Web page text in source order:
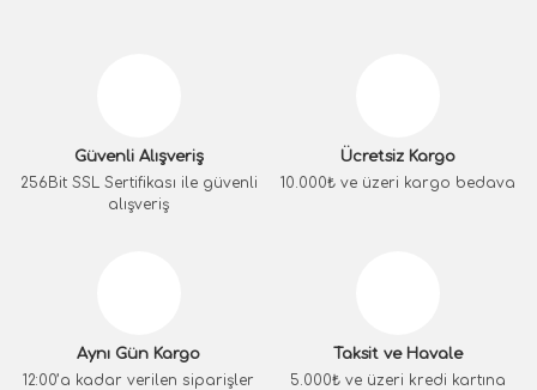
Güvenli Alışveriş
256Bit SSL Sertifikası ile güvenli
alışveriş
Ücretsiz Kargo
10.000₺ ve üzeri kargo bedava
Aynı Gün Kargo
12:00’a kadar verilen siparişler
Taksit ve Havale
5.000₺ ve üzeri kredi kartına